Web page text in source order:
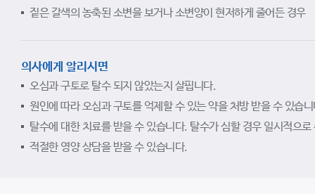
짙은 갈색의 농축된 소변을 보거나 소변양이 현저하게 줄어든 경우
의사에게 알리시면
오심과 구토로 탈수 되지 않았는지 살핍니다.
원인에 따라 오심과 구토를 억제할 수 있는 약을 처방 받을 수 있습
탈수에 대한 치료를 받을 수 있습니다. 탈수가 심할 경우 일시적으
적절한 영양 상담을 받을 수 있습니다.